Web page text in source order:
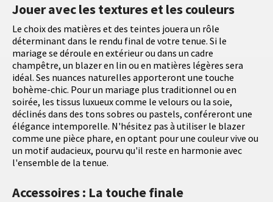
Jouer avec les textures et les couleurs
Le choix des matières et des teintes jouera un rôle
déterminant dans le rendu final de votre tenue. Si le
mariage se déroule en extérieur ou dans un cadre
champêtre, un blazer en lin ou en matières légères sera
idéal. Ses nuances naturelles apporteront une touche
bohème-chic. Pour un mariage plus traditionnel ou en
soirée, les tissus luxueux comme le velours ou la soie,
déclinés dans des tons sobres ou pastels, conféreront une
élégance intemporelle. N'hésitez pas à utiliser le blazer
comme une pièce phare, en optant pour une couleur vive ou
un motif audacieux, pourvu qu'il reste en harmonie avec
l'ensemble de la tenue.
Accessoires : La touche finale